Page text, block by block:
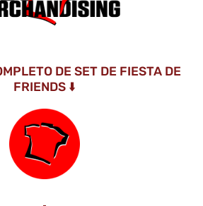
DE SET DE FIESTA DE
FRIENDS ⬇️